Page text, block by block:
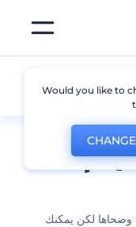
لإنشاء
وضحاها لكن يمكنك
Would you like to
CHANGE